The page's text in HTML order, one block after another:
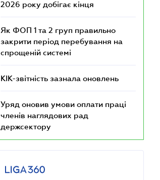
2026 року добігає кінця
Як ФОП 1 та 2 груп правильно
закрити період перебування на
спрощеній системі
КІК-звітність зазнала оновлень
Уряд оновив умови оплати праці
членів наглядових рад
держсектору